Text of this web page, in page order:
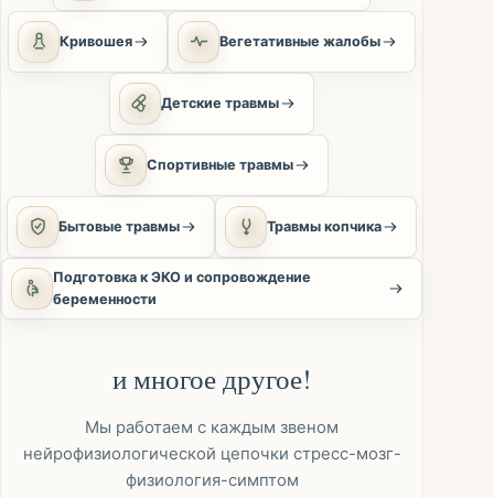
Кривошея Вегетативные жалобы
Детские травмы
Спортивные травмы
Бытовые травмы Травмы копчика
Подготовка к ЭКО и сопровождение
беременности
и многое другое!
Мы работаем с каждым звеном
нейрофизиологической цепочки стресс-мозг-
физиология-симптом